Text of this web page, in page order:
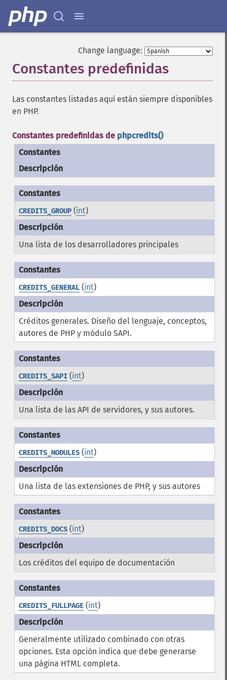
Change language:
Constantes predefinidas
Las constantes listadas aquí están siempre disponibles
en PHP.
Constantes predefinidas de phpcredits()
Constantes
Descripción
CREDITS_GROUP(int)
Una lista de los desarrolladores principales
CREDITS_GENERAL(int)
Créditos generales. Diseño del lenguaje, conceptos,
autores de PHP y módulo SAPI.
CREDITS_SAPI(int)
Una lista de las API de servidores, y sus autores.
CREDITS_MODULES(int)
Una lista de las extensiones de PHP, y sus autores
CREDITS_DOCS(int)
Los créditos del equipo de documentación
CREDITS_FULLPAGE(int)
Generalmente utilizado combinado con otras
opciones. Esta opción indica que debe generarse
una página HTML completa.